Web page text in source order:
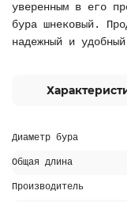
уверенным в его
бура шнековый.
надежный и
Диаметр бура
Общая длина
Производитель